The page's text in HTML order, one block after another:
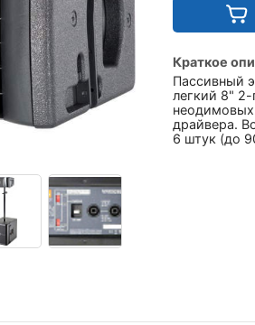
Краткое
Пассивный
легкий 8"
драйвера.
6 штук (до